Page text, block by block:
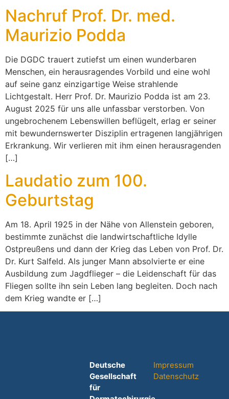
Nachruf Prof. Dr. med.
Maurizio Podda
Die DGDC trauert zutiefst um einen wunderbaren
Menschen, ein herausragendes Vorbild und eine wohl
auf seine ganz einzigartige Weise strahlende
Lichtgestalt. Herr Prof. Dr. Maurizio Podda ist am 23.
August 2025 für uns alle unfassbar verstorben. Von
ungebrochenem Lebenswillen beflügelt, erlag er seiner
mit bewundernswerter Disziplin ertragenen langjährigen
Erkrankung. Wir verlieren mit ihm einen herausragenden
[…]
Laudatio zum 100.
Geburtstag
Am 18. April 1925 in der Nähe von Allenstein geboren,
bestimmte zunächst die landwirtschaftliche Idylle
Ostpreußens und dann der Krieg das Leben von Prof. Dr.
Dr. Kurt Salfeld. Als junger Mann absolvierte er eine
Ausbildung zum Jagdflieger – die Leidenschaft für das
Fliegen sollte ihn sein Leben lang begleiten. Doch nach
dem Krieg wandte er […]
Deutsche
Gesellschaft
für
Impressum
Datenschutz